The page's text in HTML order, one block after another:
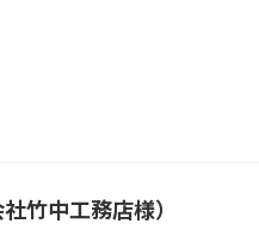
竹中工務店様）